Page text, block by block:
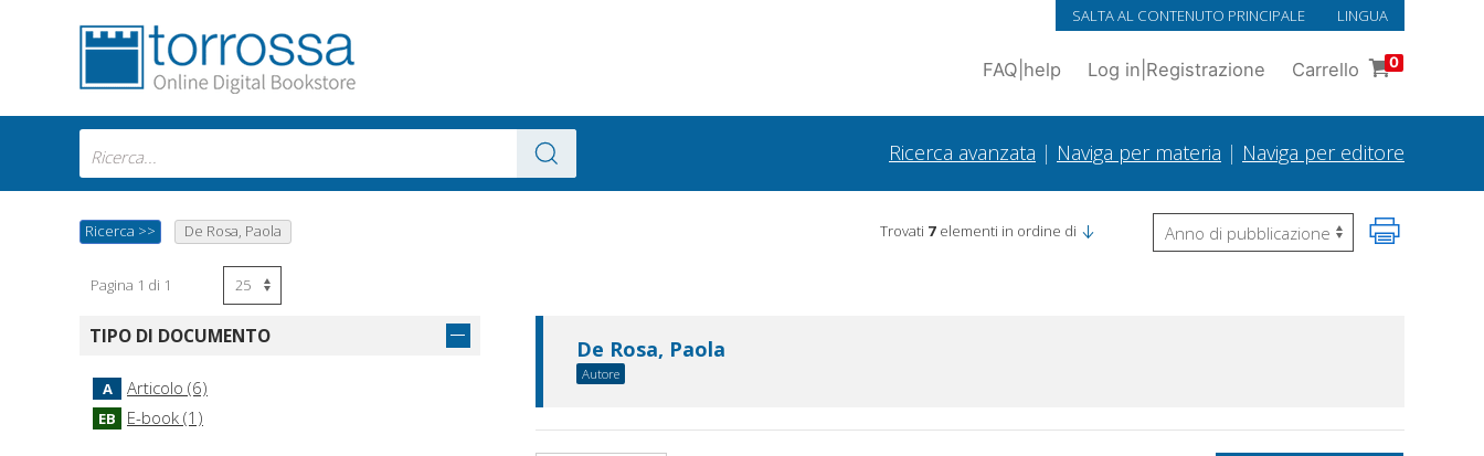
SALTA AL CONTENUTO PRINCIPALE LINGUA
FAQ help Log in Registrazione Carrello 0
Ricerca avanzata | Naviga per materia | Naviga per editore
Ricerca >> De Rosa, Paola Trovati 7 elementi in ordine di
Pagina 1 di 1
TIPO DI DOCUMENTO
A Articolo (6)
EB E-book (1)
De Rosa, Paola
Autore